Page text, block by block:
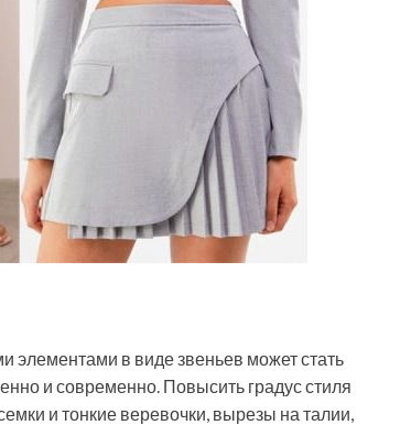
элементами в виде звеньев может стать
и современно. Повысить градус стиля
и тонкие веревочки, вырезы на талии,